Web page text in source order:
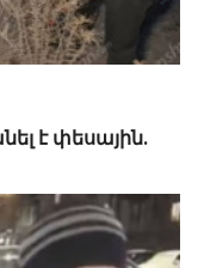
է փեսային.